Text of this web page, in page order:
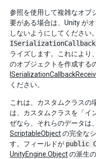
参照を使用して複雑なオブ
要がある場合は、Unity が
しないようにしてください
ライズします。これにより
のオブジェクトを作成する
ください。
これは、カスタムクラスの
は、カスタムクラスを「イ
ぜなら、それらのデータは
ScriptableObjectの完全な
す。フィールドが public
UnityEngine.Objectの派生